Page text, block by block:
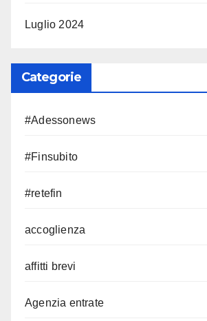
Luglio 2024
Categorie
#Adessonews
#Finsubito
#retefin
accoglienza
affitti brevi
Agenzia entrate